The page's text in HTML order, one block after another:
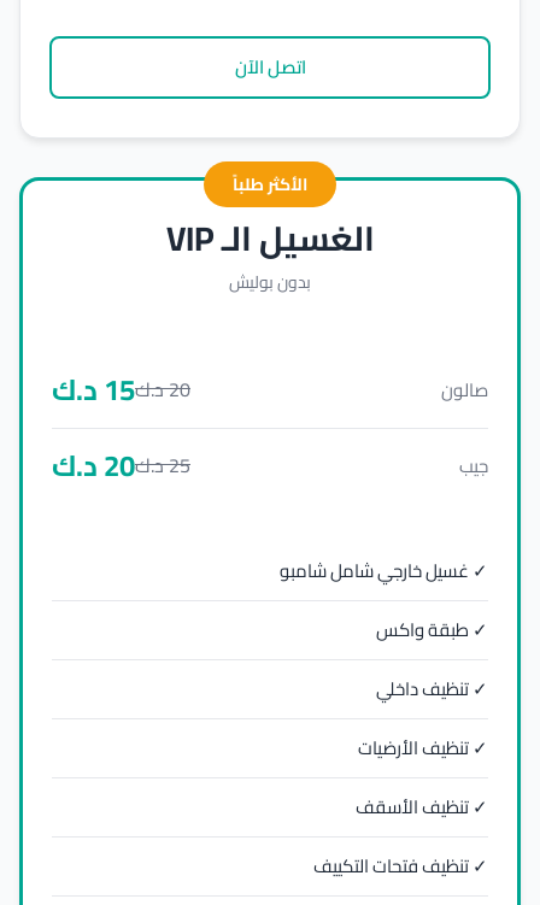
اتصل الآن
الأكثر طلباً
الغسيل الـ VIP
بدون بوليش
صالون 20د.ك15د.ك
جيب 25د.ك20د.ك
✓ غسيل خارجي شامل شامبو
✓ طبقة واكس
✓ تنظيف داخلي
✓ تنظيف الأرضيات
✓ تنظيف الأسقف
✓ تنظيف فتحات التكييف